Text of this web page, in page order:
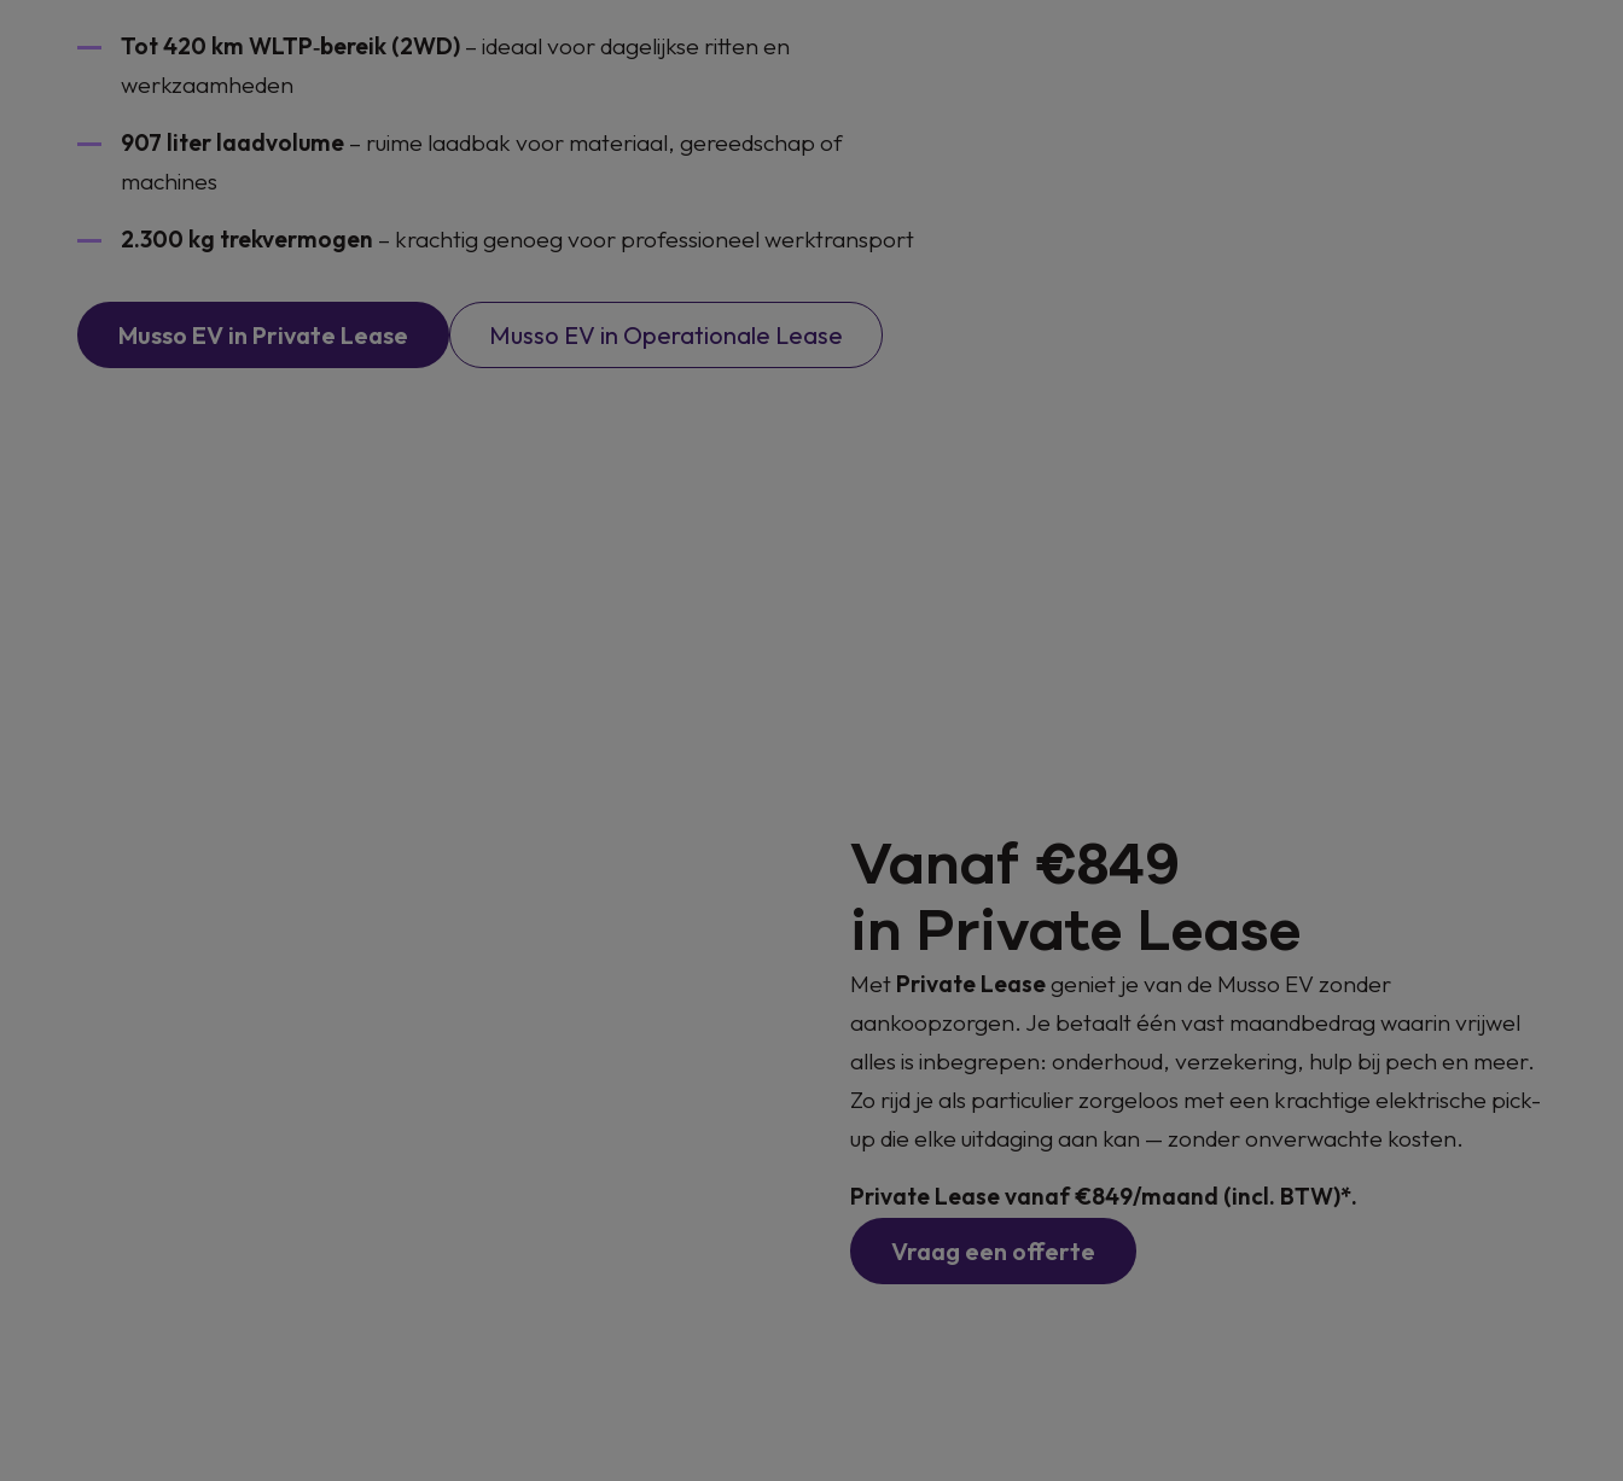
Tot 420 km WLTP‑bereik (2WD) – ideaal voor dagelijkse ritten en
werkzaamheden
907 liter laadvolume – ruime laadbak voor materiaal, gereedschap of
machines
2.300 kg trekvermogen – krachtig genoeg voor professioneel werktransport
Musso EV in Private Lease Musso EV in Operationale Lease
Vanaf €849
in Private Lease
Met Private Leasegeniet je van de Musso EV zonder
aankoopzorgen. Je betaalt één vast maandbedrag waarin vrijwel
alles is inbegrepen: onderhoud, verzekering, hulp bij pech en meer.
Zo rijd je als particulier zorgeloos met een krachtige elektrische pick-
up die elke uitdaging aan kan — zonder onverwachte kosten.
Private Lease vanaf €849/maand (incl. BTW)*.
Vraag een offerte